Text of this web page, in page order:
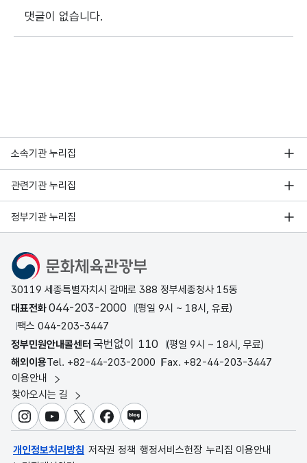
댓글이 없습니다.
소속기관 누리집
관련기관 누리집
정부기관 누리집
문화체육관광부
30119 세종특별자치시 갈매로 388 정부세종청사 15동
대표전화044-203-2000
(평일 9시 ~ 18시, 유료)
팩스 044-203-3447
정부민원안내콜센터 국번없이 110
(평일 9시 ~ 18시, 무료)
해외이용Tel. +82-44-203-2000 Fax. +82-44-203-3447
이용안내
찾아오시는 길
인스타그램
유튜브X 페이스북
블로그
개인정보처리방침 저작권 정책 행정서비스헌장 누리집 이용안내